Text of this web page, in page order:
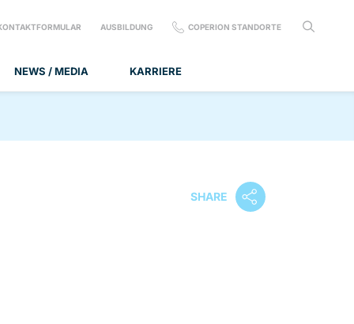
NEWS / MEDIA KARRIERE
AUSBILDUNG COPERION STANDORTE
SHARE